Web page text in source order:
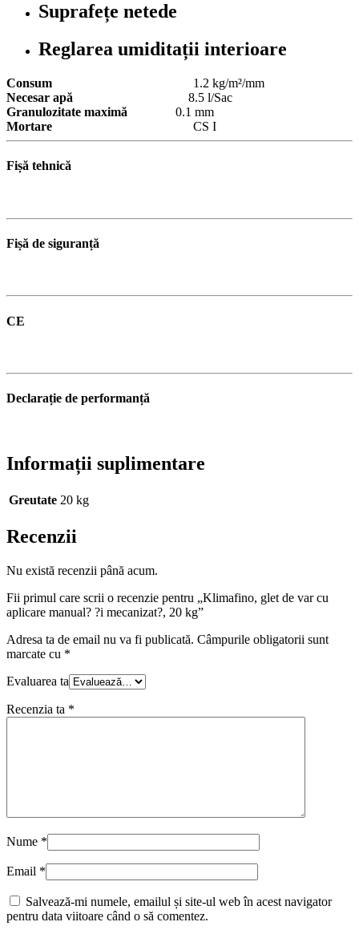
Suprafețe netede
Reglarea umiditații interioare
Consum
1.2 kg/m²/mm
Necesar apă
8.5 l/Sac
Granulozitate maximă
0.1 mm
Mortare CS I
Fișă tehnică
Fișă de siguranță
CE
Declarație de performanță
Informații suplimentare
Greutate 20 kg
Recenzii
Nu există recenzii până acum.
Fii primul care scrii o recenzie pentru „Klimafino, glet de var cu
aplicare manual? ?i mecanizat?, 20 kg”
Adresa ta de email nu va fi publicată. Câmpurile obligatorii sunt
marcate cu *
Evaluarea ta
Recenzia ta *
Nume *
Email *
Salvează-mi numele, emailul și site-ul web în acest navigator
pentru data viitoare când o să comentez.